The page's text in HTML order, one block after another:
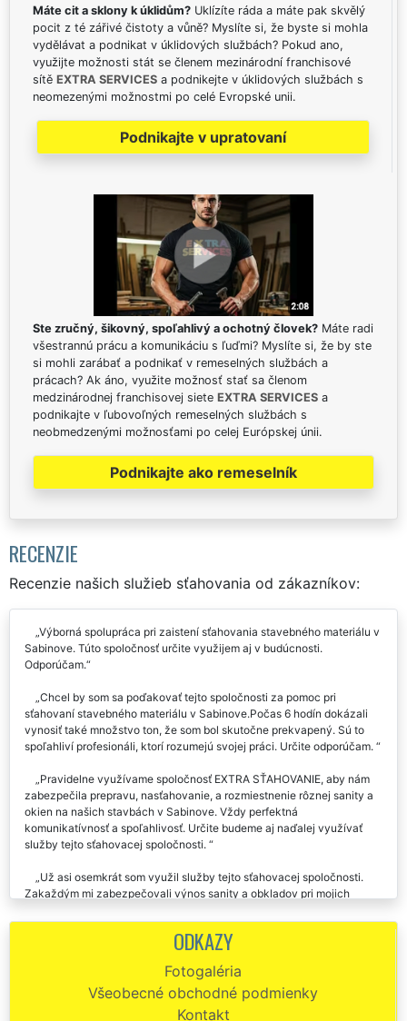
Máte cit a sklony k úklidům? Uklízíte ráda a máte pak skvělý
pocit z té zářivé čistoty a vůně? Myslíte si, že byste si mohla
vydělávat a podnikat v úklidových službách? Pokud ano,
využijte možnosti stát se členem mezinárodní franchisové
sítě EXTRA SERVICES a podnikejte v úklidových službách s
neomezenými možnostmi po celé Evropské unii.
Podnikajte v upratovaní
Ste zručný, šikovný, spoľahlivý a ochotný človek? Máte radi
všestrannú prácu a komunikáciu s ľuďmi? Myslíte si, že by ste
si mohli zarábať a podnikať v remeselných službách a
prácach? Ak áno, využite možnosť stať sa členom
medzinárodnej franchisovej siete EXTRA SERVICES a
podnikajte v ľubovoľných remeselných službách s
neobmedzenými možnosťami po celej Európskej únii.
Podnikajte ako remeselník
RECENZIE
Recenzie našich služieb sťahovania od zákazníkov:
Výborná spolupráca pri zaistení sťahovania stavebného materiálu v
Sabinove. Túto spoločnosť určite využijem aj v budúcnosti.
Odporúčam.
Chcel by som sa poďakovať tejto spoločnosti za pomoc pri
sťahovaní stavebného materiálu v Sabinove.Počas 6 hodín dokázali
vynosiť také množstvo ton, že som bol skutočne prekvapený. Sú to
spoľahliví profesionáli, ktorí rozumejú svojej práci. Určite odporúčam.
Pravidelne využívame spoločnosť EXTRA SŤAHOVANIE, aby nám
zabezpečila prepravu, nasťahovanie, a rozmiestnenie rôznej sanity a
okien na našich stavbách v Sabinove. Vždy perfektná
komunikatívnosť a spoľahlivosť. Určite budeme aj naďalej využívať
služby tejto sťahovacej spoločnosti.
Už asi osemkrát som využil služby tejto sťahovacej spoločnosti.
Zakaždým mi zabezpečovali výnos sanity a obkladov pri mojich
Vám za skvelú dlhodobú spoluprácu.
SŤAHOVANIE, aby mi zaistili rôzne rozmiestnenie stavebných
materiálov v mojej novostavbe. Sú presní, spoľahliví a pracovití. Ich
sťahovacie služby odporúčam.
ODKAZY
Fotogaléria
Všeobecné obchodné podmienky
Kontakt